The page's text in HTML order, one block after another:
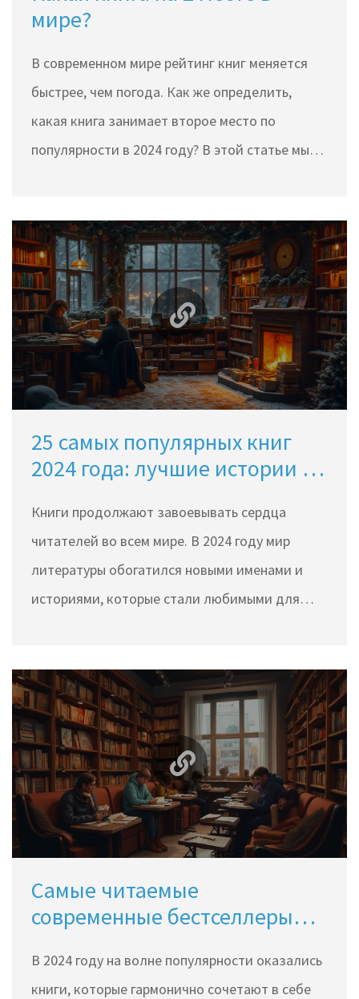
мире?
В современном мире рейтинг книг меняется
быстрее, чем погода. Как же определить,
какая книга занимает второе место по
популярности в 2024 году? В этой статье мы
продажи, отзывы читателей и влияние на
культуру. Погрузимся в причины, по которым
именно эта книга захватывает мир и находит
отклик у людей. Откроем не только секрет
успеха, но и расскажем, почему её стоит
добавить в ваш список чтения.
25 самых популярных книг
2024 года: лучшие истории и
Книги продолжают завоевывать сердца
читателей во всем мире. В 2024 году мир
литературы обогатился новыми именами и
историями, которые стали любимыми для
году, а также предлагает интересные факты о
них и советы по выбору. Узнайте, что стоит
почитать, чтобы не отставать от трендов.
Окунитесь в мир современных бестселлеров и
их авторов.
Самые читаемые
современные бестселлеры
В 2024 году на волне популярности оказались
книги, которые гармонично сочетают в себе